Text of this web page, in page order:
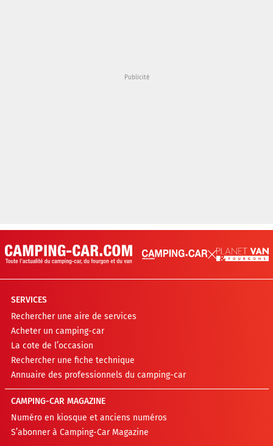
SERVICES
Rechercher une aire de services
Acheter un camping-car
La cote de l’occasion
Rechercher une fiche technique
Annuaire des professionnels du camping-car
CAMPING-CAR MAGAZINE
Numéro en kiosque et anciens numéros
S’abonner à Camping-Car Magazine